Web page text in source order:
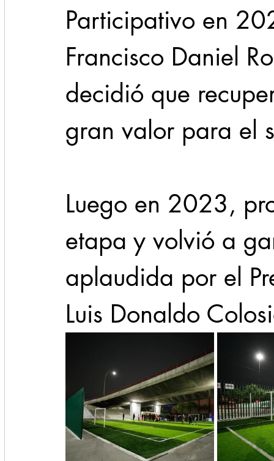
Participativo en
Francisco Daniel
decidió que
gran valor para el
Luego en 2023,
etapa y volvió a
aplaudida por el
Luis Donaldo